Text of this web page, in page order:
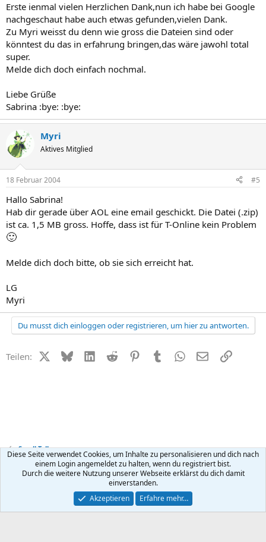
Erste ienmal vielen Herzlichen Dank,nun ich habe bei Google
nachgeschaut habe auch etwas gefunden,vielen Dank.
Zu Myri weisst du denn wie gross die Dateien sind oder
könntest du das in erfahrung bringen,das wäre jawohl total
super.
Melde dich doch einfach nochmal.
Liebe Grüße
Sabrina :bye: :bye:
Myri
Aktives Mitglied
18 Februar 2004 #5
Hallo Sabrina!
Hab dir gerade über AOL eine email geschickt. Die Datei (.zip)
ist ca. 1,5 MB gross. Hoffe, dass ist für T-Online kein Problem
🙂
Melde dich doch bitte, ob sie sich erreicht hat.
LG
Myri
Du musst dich einloggen oder registrieren, um hier zu antworten.
Teilen: X (Twitter)
BlueskyLinkedIn
Reddit PinterestTumblr WhatsApp
E-MailLink
Small Talk
Kontakt Nutzungsbedingungen Datenschutz Hilfe
R
Community platform by XenForo ® © 2010-2026 XenForo Ltd.
Diese Seite verwendet Cookies, um Inhalte zu personalisieren und dich nach
einem Login angemeldet zu halten, wenn du registriert bist.
Durch die weitere Nutzung unserer Webseite erklärst du dich damit
einverstanden.
Akzeptieren
Erfahre mehr…